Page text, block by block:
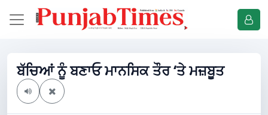
ਬੱਚਿਆਂ ਨੂੰ ਬਣਾਓ ਮਾਨਸਿਕ ਤੌਰ ‘ਤੇ ਮਜ਼ਬੂਤ